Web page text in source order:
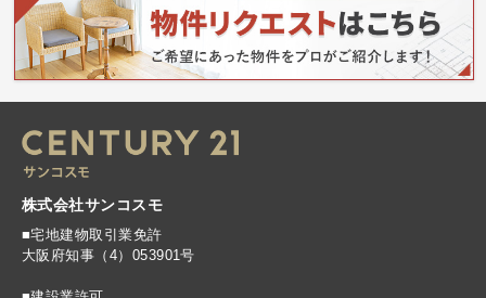
株式会社サンコスモ
■宅地建物取引業免許
大阪府知事（4）053901号